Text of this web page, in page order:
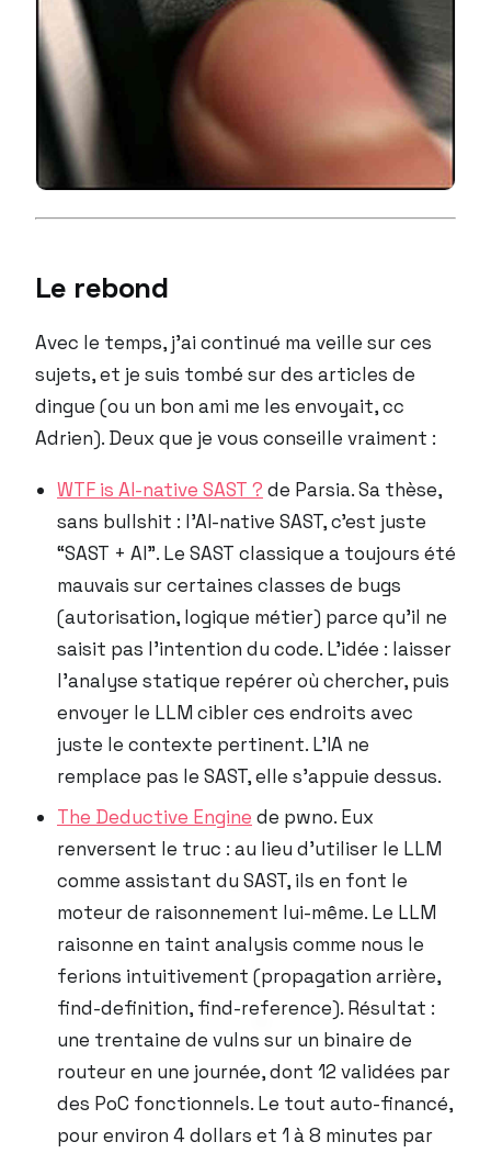
Le rebond
Avec le temps, j’ai continué ma veille sur ces
sujets, et je suis tombé sur des articles de
dingue (ou un bon ami me les envoyait, cc
Adrien). Deux que je vous conseille vraiment :
WTF is AI-native SAST ? de Parsia. Sa thèse,
sans bullshit : l’AI-native SAST, c’est juste
“SAST + AI”. Le SAST classique a toujours été
mauvais sur certaines classes de bugs
(autorisation, logique métier) parce qu’il ne
saisit pas l’intention du code. L’idée : laisser
l’analyse statique repérer où chercher, puis
envoyer le LLM cibler ces endroits avec
juste le contexte pertinent. L’IA ne
remplace pas le SAST, elle s’appuie dessus.
The Deductive Engine de pwno. Eux
renversent le truc : au lieu d’utiliser le LLM
comme assistant du SAST, ils en font le
moteur de raisonnement lui-même. Le LLM
raisonne en taint analysis comme nous le
ferions intuitivement (propagation arrière,
find-definition, find-reference). Résultat :
une trentaine de vulns sur un binaire de
routeur en une journée, dont 12 validées par
des PoC fonctionnels. Le tout auto-financé,
pour environ 4 dollars et 1 à 8 minutes par